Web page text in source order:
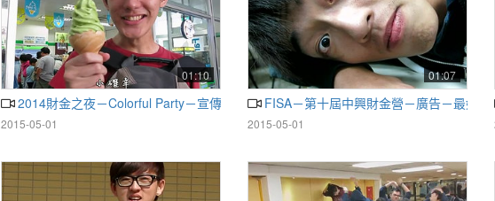
01:10
2014財金之夜－Colorful Party－宣傳片
2015-05-01
01:07
FISA－第十屆中興財金營－廣告－最好
2015-05-01